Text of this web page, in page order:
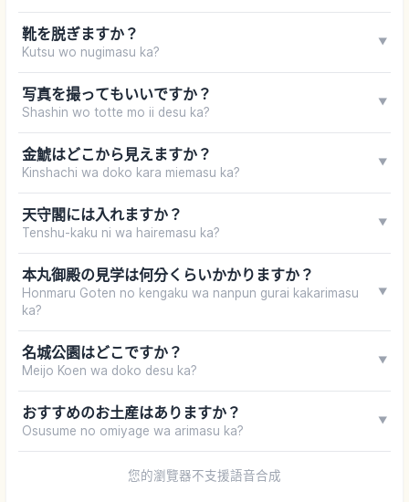
靴を脱ぎますか？
Kutsu wo nugimasu ka?
▼
写真を撮ってもいいですか？
Shashin wo totte mo ii desu ka?
▼
金鯱はどこから見えますか？
Kinshachi wa doko kara miemasu ka?
▼
天守閣には入れますか？
Tenshu-kaku ni wa hairemasu ka?
▼
本丸御殿の見学は何分くらいかかりますか？
Honmaru Goten no kengaku wa nanpun gurai kakarimasu
ka?
▼
名城公園はどこですか？
Meijo Koen wa doko desu ka?
▼
おすすめのお土産はありますか？
Osusume no omiyage wa arimasu ka?
▼
您的瀏覽器不支援語音合成